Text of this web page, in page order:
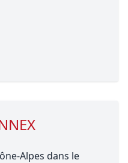
Alpes dans le